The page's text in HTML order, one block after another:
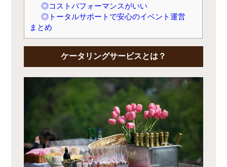
◎コストパフォーマンスがいい
◎トータルサポートで安心のイベント運営
まとめ
ケータリングサービスとは？